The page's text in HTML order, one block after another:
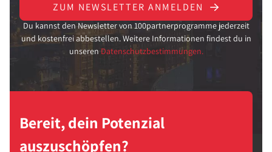
ZUM NEWSLETTER ANMELDEN
Du kannst den Newsletter von 100partnerprogramme jederzeit
und kostenfrei abbestellen. Weitere Informationen findest du in
unseren Datenschutzbestimmungen.
Bereit, dein Potenzial
auszuschöpfen?